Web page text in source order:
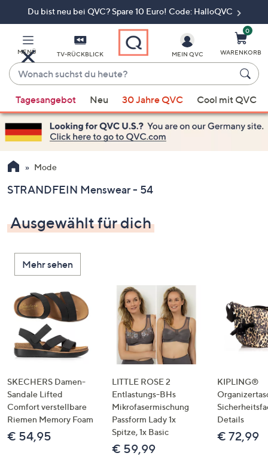
Du bist neu bei QVC? Spare 10 Euro! Code: HalloQVC
MENÜ TV-RÜCKBLICK
Wonach
suchst
du
heute?
Vorschläge
verfügbar
sind,
verwenden
Sie
Pfeiltasten
oben
und
nach
unten
oder
wischen
Sie
Touch-
Geräten
links
bzw.
rechts,
um
diese
MEIN QVC
0
WARENKORB
Tagesangebot Neu 30 Jahre QVC Cool mit QVC
Mode
STRANDFEIN Menswear - 54
Ausgewählt für dich
Mehr sehen
SKECHERS Damen-
Sandale Lifted
Comfort verstellbare
Riemen Memory Foam
€ 54,95
LITTLE ROSE 2
Entlastungs-BHs
Mikrofasermischung
Passform Lady 1x
Spitze, 1x Basic
€ 59,99
KIPLING®
Details
€ 72,99